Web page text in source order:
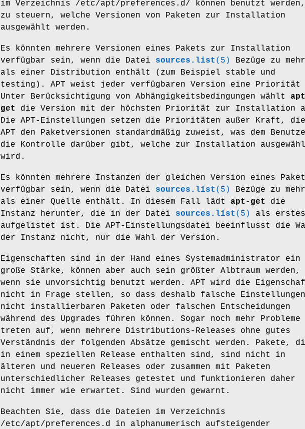
im Verzeichnis /etc/apt/preferences.d/ können benutzt werden,
zu steuern, welche Versionen von Paketen zur Installation
ausgewählt werden.
Es könnten mehrere Versionen eines Pakets zur Installation
verfügbar sein, wenn die Datei sources.list (5)
Bezüge zu mehr
als einer Distribution enthält (zum Beispiel stable und
testing). APT weist jeder verfügbaren Version eine Priorität
Unter Berücksichtigung von Abhängigkeitsbedingungen wählt
get
die Version mit der höchsten Priorität zur Installation
Die APT-Einstellungen setzen die Prioritäten außer Kraft, die
APT den Paketversionen standardmäßig zuweist, was dem
die Kontrolle darüber gibt, welche zur Installation
wird.
Es könnten mehrere Instanzen der gleichen Version eines
verfügbar sein, wenn die Datei sources.list (5)
Bezüge zu mehr
als einer Quelle enthält. In diesem Fall lädt apt-get
die
Instanz herunter, die in der Datei sources.list (5)
als erstes
aufgelistet ist. Die APT-Einstellungsdatei beeinflusst die
der Instanz nicht, nur die Wahl der Version.
Eigenschaften sind in der Hand eines Systemadministrator ein
große Stärke, können aber auch sein größter Albtraum werden,
wenn sie unvorsichtig benutzt werden. APT wird die
nicht in Frage stellen, so dass deshalb falsche
nicht installierbaren Paketen oder falschen Entscheidungen
während des Upgrades führen können. Sogar noch mehr Probleme
treten auf, wenn mehrere Distributions-Releases ohne gutes
Verständnis der folgenden Absätze gemischt werden. Pakete,
in einem speziellen Release enthalten sind, sind nicht in
älteren und neueren Releases oder zusammen mit Paketen
unterschiedlicher Releases getestet und funktionieren daher
nicht immer wie erwartet. Sind wurden gewarnt.
Beachten Sie, dass die Dateien im Verzeichnis
/etc/apt/preferences.d in alphanumerisch aufsteigender